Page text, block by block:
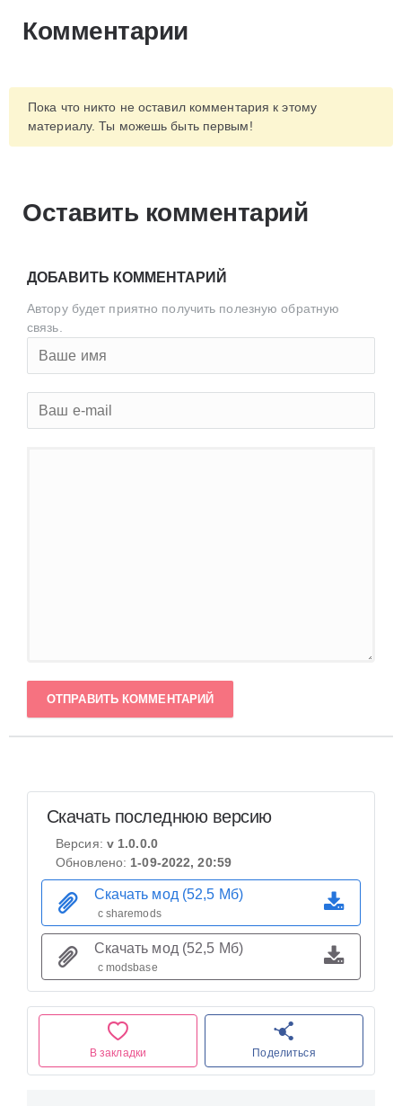
Комментарии
Пока что никто не оставил комментария к этому
материалу. Ты можешь быть первым!
Оставить комментарий
ДОБАВИТЬ КОММЕНТАРИЙ
Автору будет приятно получить полезную обратную
связь.
ОТПРАВИТЬ КОММЕНТАРИЙ
В закладки Поделиться
Скачать последнюю версию
Версия: v 1.0.0.0
Обновлено: 1-09-2022, 20:59
Скачать мод (52,5 Мб)
с sharemods
Скачать мод (52,5 Мб)
с modsbase